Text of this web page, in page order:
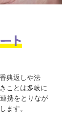
典返しや法
ことは多岐に
携をとりなが
ます。